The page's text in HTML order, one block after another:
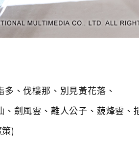
、伐樓那、別見黃花落、
劍風雲、離人公子、藐烽雲、
)